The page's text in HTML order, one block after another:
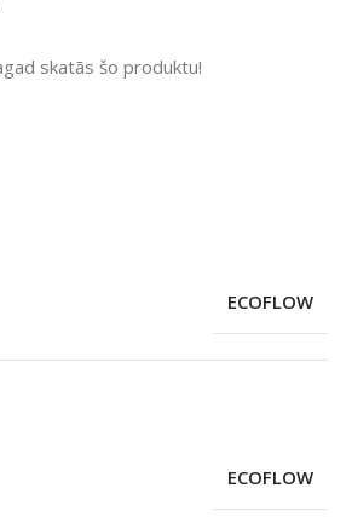
skatās šo produktu!
ECOFLOW
ECOFLOW